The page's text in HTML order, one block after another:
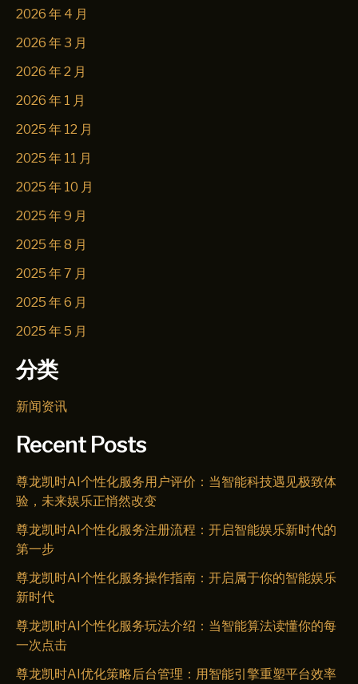
2026 年 4 月
2026 年 3 月
2026 年 2 月
2026 年 1 月
2025 年 12 月
2025 年 11 月
2025 年 10 月
2025 年 9 月
2025 年 8 月
2025 年 7 月
2025 年 6 月
2025 年 5 月
分类
新闻资讯
Recent Posts
尊龙凯时AI个性化服务用户评价：当智能科技遇见极致体
验，未来娱乐正悄然改变
尊龙凯时AI个性化服务注册流程：开启智能娱乐新时代的
第一步
尊龙凯时AI个性化服务操作指南：开启属于你的智能娱乐
新时代
尊龙凯时AI个性化服务玩法介绍：当智能算法读懂你的每
一次点击
尊龙凯时AI优化策略后台管理：用智能引擎重塑平台效率